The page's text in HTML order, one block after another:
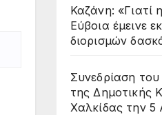
Καζάνη: «Γιατί
Εύβοια έμεινε
διορισμών
Συνεδρίαση
της Δημοτικής
Χαλκίδας την